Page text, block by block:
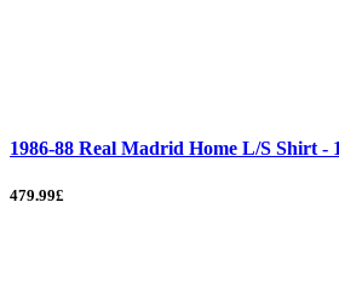
1986-88 Real Madrid Home L/S Shirt -
479.99£